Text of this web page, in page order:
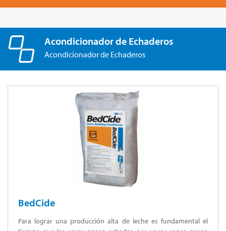
Acondicionador de Echaderos
Acondicionador de Echaderos
BedCide
Para lograr una producción alta de leche es fundamental el